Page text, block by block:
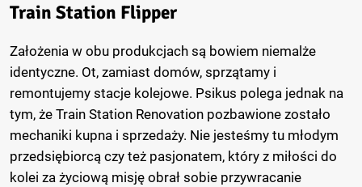
Train Station Flipper
Założenia w obu produkcjach są bowiem niemalże
identyczne. Ot, zamiast domów, sprzątamy i
remontujemy stacje kolejowe. Psikus polega jednak na
tym, że Train Station Renovation pozbawione zostało
mechaniki kupna i sprzedaży. Nie jesteśmy tu młodym
przedsiębiorcą czy też pasjonatem, który z miłości do
kolei za życiową misję obrał sobie przywracanie